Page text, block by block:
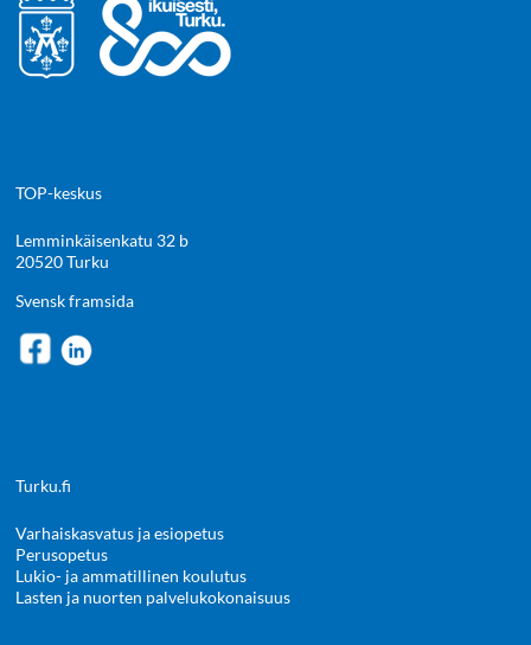
TOP-keskus
Lemminkäisenkatu 32 b
20520 Turku
Svensk framsida
Turku.fi
Varhaiskasvatus ja esiopetus
Perusopetus
Lukio- ja ammatillinen koulutus
Lasten ja nuorten palvelukokonaisuus